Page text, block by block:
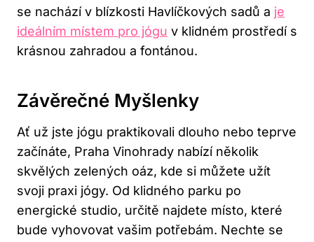
se nachází v blízkosti Havlíčkových sadů a je
ideálním místem pro jógu v klidném prostředí s
krásnou zahradou a fontánou.
Závěrečné Myšlenky
Ať už jste jógu praktikovali dlouho nebo teprve
začínáte, Praha Vinohrady nabízí několik
skvělých zelených oáz, kde si můžete užít
svoji praxi jógy. Od klidného parku po
energické studio, určitě najdete místo, které
bude vyhovovat vašim potřebám. Nechte se